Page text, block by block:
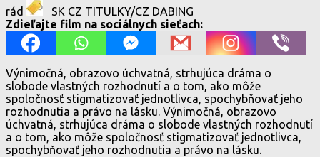
rád
SK CZ TITULKY/CZ DABING
Zdieľajte film na sociálnych sieťach:
Výnimočná, obrazovo úchvatná, strhujúca dráma o
slobode vlastných rozhodnutí a o tom, ako môže
spoločnosť stigmatizovať jednotlivca, spochybňovať jeho
rozhodnutia a právo na lásku. Výnimočná, obrazovo
úchvatná, strhujúca dráma o slobode vlastných rozhodnutí
a o tom, ako môže spoločnosť stigmatizovať jednotlivca,
spochybňovať jeho rozhodnutia a právo na lásku.